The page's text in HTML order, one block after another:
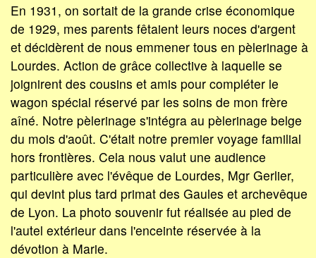
En 1931, on sortait de la grande crise économique
de 1929, mes parents fêtaient leurs noces d'argent
et décidèrent de nous emmener tous en pèlerinage à
Lourdes. Action de grâce collective à laquelle se
joignirent des cousins et amis pour compléter le
wagon spécial réservé par les soins de mon frère
aîné. Notre pèlerinage s'intégra au pèlerinage belge
du mois d'août. C'était notre premier voyage familial
hors frontières. Cela nous valut une audience
particulière avec l'évêque de Lourdes, Mgr Gerlier,
qui devint plus tard primat des Gaules et archevêque
de Lyon. La photo souvenir fut réalisée au pied de
l'autel extérieur dans l'enceinte réservée à la
dévotion à Marie.